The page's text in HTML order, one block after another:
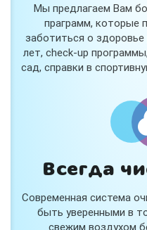
Мы предлагаем Вам
праграмм, которые
заботиться о
лет, check-up
сад, справки в
Всегда
Современная система
быть уверенными в
свежим воздухом